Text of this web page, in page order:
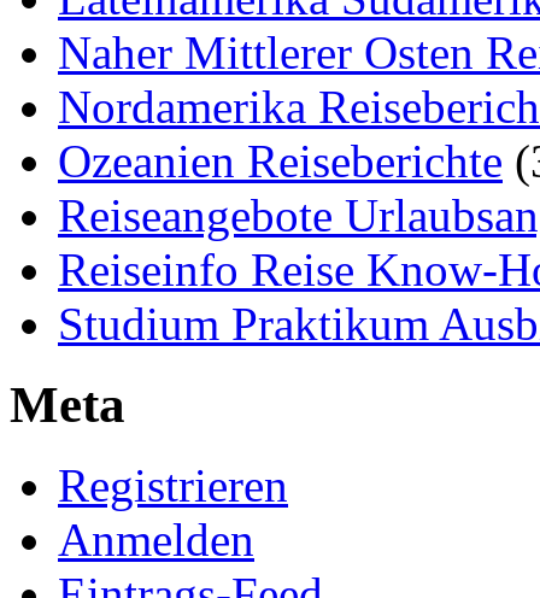
Naher Mittlerer Osten
Nordamerika
Ozeanien Reiseberichte
Reiseangebote
Reiseinfo Reise Know-
Studium Praktikum
Meta
Registrieren
Anmelden